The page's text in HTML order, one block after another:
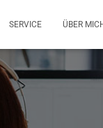
SERVICE ÜBER